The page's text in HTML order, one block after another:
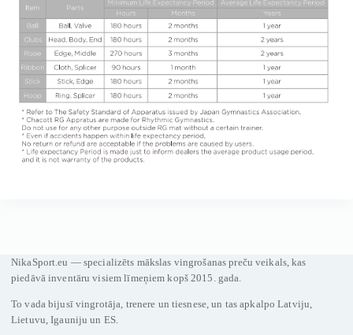
NikaSport.eu — specializēts mākslas vingrošanas preču veikals, kas
piedāvā inventāru visiem līmeņiem kopš 2015. gada.
To vada bijusī vingrotāja, trenere un tiesnese, un tas apkalpo Latviju,
Lietuvu, Igauniju un ES.